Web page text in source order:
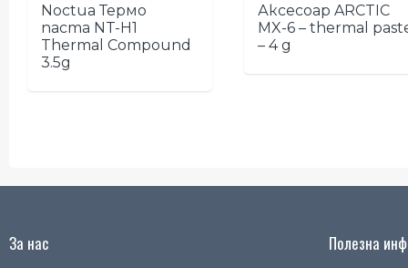
Noctua Термо
паста NT-H1
Thermal Compound
3.5g
Аксесоар ARCTIC
MX-6 – thermal
– 4 g
За нас Полезна